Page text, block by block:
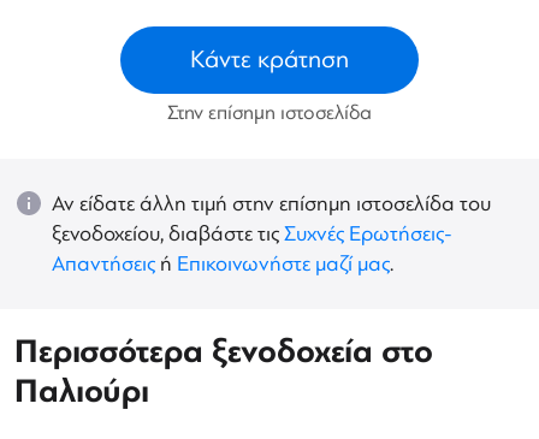
Κάντε κράτηση
Στην επίσημη ιστοσελίδα
Αν είδατε άλλη τιμή στην επίσημη ιστοσελίδα του
ξενοδοχείου, διαβάστε τιςΣυχνές Ερωτήσεις-
Απαντήσεις ή Επικοινωνήστε μαζί μας.
Περισσότερα ξενοδοχεία στο
Παλιούρι